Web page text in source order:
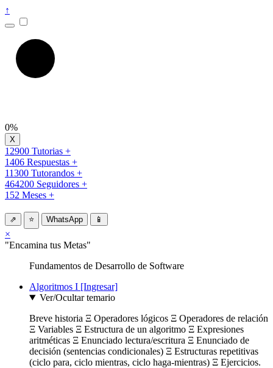
↑
0%
12900 Tutorias +
1406 Respuestas +
11300 Tutorandos +
464200 Seguidores +
152 Meses +
⇗ ⭐ WhatsApp 📱
×
"Encamina tus Metas"
Fundamentos de Desarrollo de Software
Algoritmos I [Ingresar]
Ver/Ocultar temario
Breve historia Ξ Operadores lógicos Ξ Operadores de relación
Ξ Variables Ξ Estructura de un algoritmo Ξ Expresiones
aritméticas Ξ Enunciado lectura/escritura Ξ Enunciado de
decisión (sentencias condicionales) Ξ Estructuras repetitivas
(ciclo para, ciclo mientras, ciclo haga-mientras) Ξ Ejercicios.